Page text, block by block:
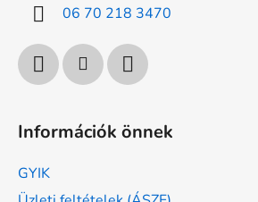
06 70 218 3470
Információk önnek
GYIK